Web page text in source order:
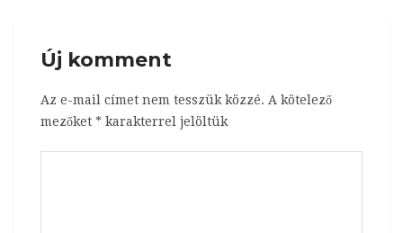
Új komment
Az e-mail címet nem tesszük közzé. A kötelező
mezőket * karakterrel jelöltük